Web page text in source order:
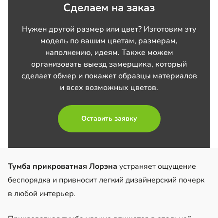
Сделаем на заказ
Нужен другой размер или цвет? Изготовим эту
модель по вашим цветам, размерам,
наполнению, идеям. Также можем
организовать выезд замерщика, который
сделает обмер и покажет образцы материалов
и всех возможных цветов.
Оставить заявку
Тумба прикроватная Лорэна устраняет ощущение
беспорядка и привносит легкий дизайнерский почерк
в любой интерьер.